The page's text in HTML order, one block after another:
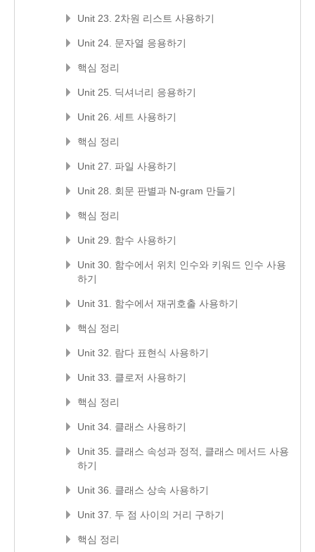
Unit 23. 2차원 리스트 사용하기
Unit 24. 문자열 응용하기
핵심 정리
Unit 25. 딕셔너리 응용하기
Unit 26. 세트 사용하기
핵심 정리
Unit 27. 파일 사용하기
Unit 28. 회문 판별과 N-gram 만들기
핵심 정리
Unit 29. 함수 사용하기
Unit 30. 함수에서 위치 인수와 키워드 인수 사용
하기
Unit 31. 함수에서 재귀호출 사용하기
핵심 정리
Unit 32. 람다 표현식 사용하기
Unit 33. 클로저 사용하기
핵심 정리
Unit 34. 클래스 사용하기
Unit 35. 클래스 속성과 정적, 클래스 메서드 사용
하기
Unit 36. 클래스 상속 사용하기
Unit 37. 두 점 사이의 거리 구하기
핵심 정리